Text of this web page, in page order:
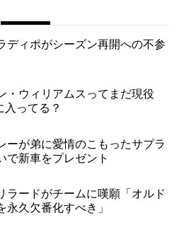
ディポがシーズン再開への不参
・ウィリアムスってまだ現役
入ってる？
ーが弟に愛情のこもったサプラ
で新車をプレゼント
ラードがチームに嘆願「オルド
永久欠番化すべき」